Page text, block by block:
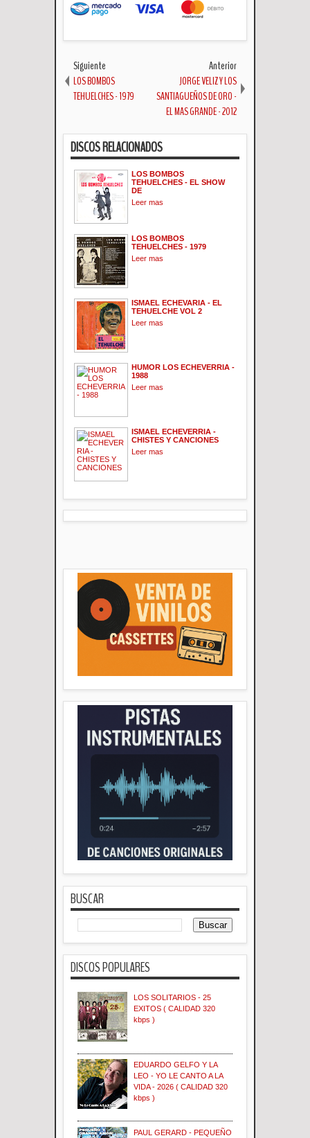
Siguiente
LOS BOMBOS
TEHUELCHES - 1979
Anterior
JORGE VELIZ Y LOS
SANTIAGUEÑOS DE ORO -
EL MAS GRANDE - 2012
DISCOS RELACIONADOS
LOS BOMBOS
TEHUELCHES - EL SHOW
DE
Leer mas
LOS BOMBOS
TEHUELCHES - 1979
Leer mas
ISMAEL ECHEVARIA - EL
TEHUELCHE VOL 2
Leer mas
HUMOR LOS ECHEVERRIA -
1988
Leer mas
ISMAEL ECHEVERRIA -
CHISTES Y CANCIONES
Leer mas
BUSCAR
DISCOS POPULARES
LOS SOLITARIOS - 25
EXITOS ( CALIDAD 320
kbps )
EDUARDO GELFO Y LA
LEO - YO LE CANTO A LA
VIDA - 2026 ( CALIDAD 320
kbps )
PAUL GERARD - PEQUEÑO